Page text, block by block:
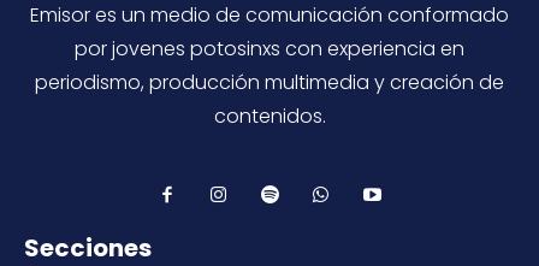
Emisor es un medio de comunicación conformado
por jovenes potosinxs con experiencia en
periodismo, producción multimedia y creación de
contenidos.
Secciones